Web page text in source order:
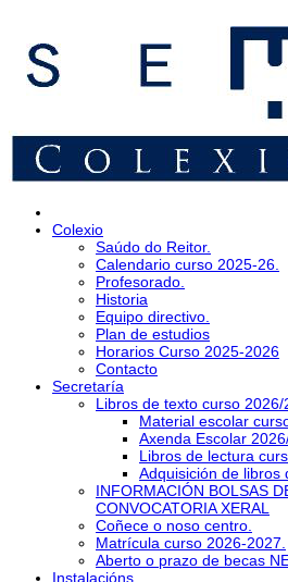
Colexio
Saúdo do Reitor.
Calendario curso 2025-26.
Profesorado.
Historia
Equipo directivo.
Plan de estudios
Horarios Curso 2025-2026
Contacto
Secretaría
Libros de texto curso 2026/
Material escolar
Axenda Escolar
Libros de lectura
Adquisición de libros
INFORMACIÓN BOLSAS
CONVOCATORIA XERAL
Coñece o noso centro.
Matrícula curso 2026-2027.
Aberto o prazo de becas
Instalacións